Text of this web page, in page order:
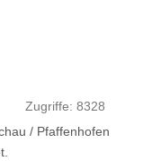
Zugriffe: 8328
/ Pfaffenhofen